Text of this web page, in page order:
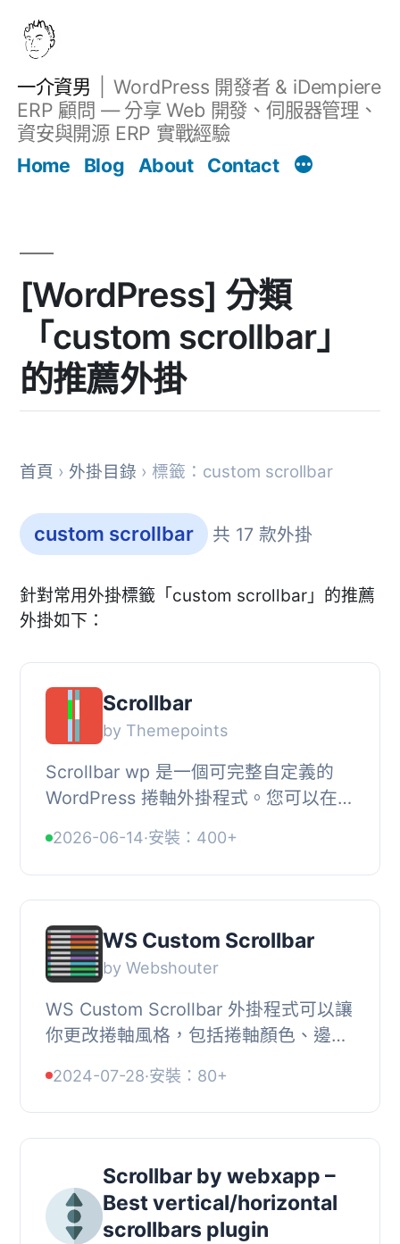
一介資男
WordPress 開發者 & iDempiere
ERP 顧問 — 分享 Web 開發、伺服器管理、
資安與開源 ERP 實戰經驗
Home
Blog About Contact
[WordPress] 分類
「custom scrollbar」
的推薦外掛
首頁 › 外掛目錄 › 標籤：custom scrollbar
custom scrollbar 共 17 款外掛
針對常用外掛標籤「custom scrollbar」的推薦
外掛如下：
Scrollbar
by Themepoints
Scrollbar wp 是一個可完整自定義的
WordPress 捲軸外掛程式。您可以在外
徑、捲動速度、寬度、邊框樣式和其他
設定。, 由 ...
2026-06-14·安裝：400+
WS Custom Scrollbar
by Webshouter
WS Custom Scrollbar 外掛程式可以讓
你更改捲軸風格，包括捲軸顏色、邊框
他設定。, 功能, , 簡單安裝並啟用, 顯
示/隱藏已...
2024-07-28·安裝：80+
Scrollbar by webxapp –
Best vertical/horizontal
scrollbars plugin
文章